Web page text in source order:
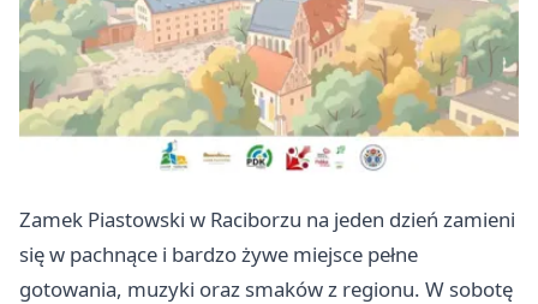
Zamek Piastowski w Raciborzu na jeden dzień zamieni
się w pachnące i bardzo żywe miejsce pełne
gotowania, muzyki oraz smaków z regionu. W sobotę